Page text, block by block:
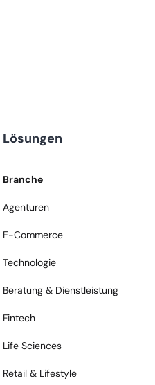
Lösungen
Branche
Agenturen
E-Commerce
Technologie
Beratung & Dienstleistung
Fintech
Life Sciences
Retail & Lifestyle